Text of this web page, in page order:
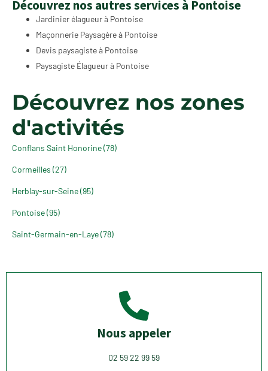
Découvrez nos autres services à Pontoise
Jardinier élagueur à Pontoise
Maçonnerie Paysagère à Pontoise
Devis paysagiste à Pontoise
Paysagiste Élagueur à Pontoise
Découvrez nos zones
d'activités
Conflans Saint Honorine (78)
Cormeilles (27)
Herblay-sur-Seine (95)
Pontoise (95)
Saint-Germain-en-Laye (78)
Nous appeler
02 59 22 99 59